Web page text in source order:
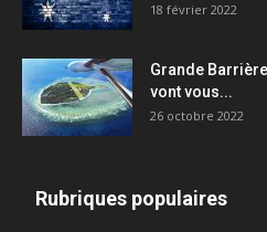
18 février 2022
Grande
vont vous...
26 octobre 2022
Rubriques populaires